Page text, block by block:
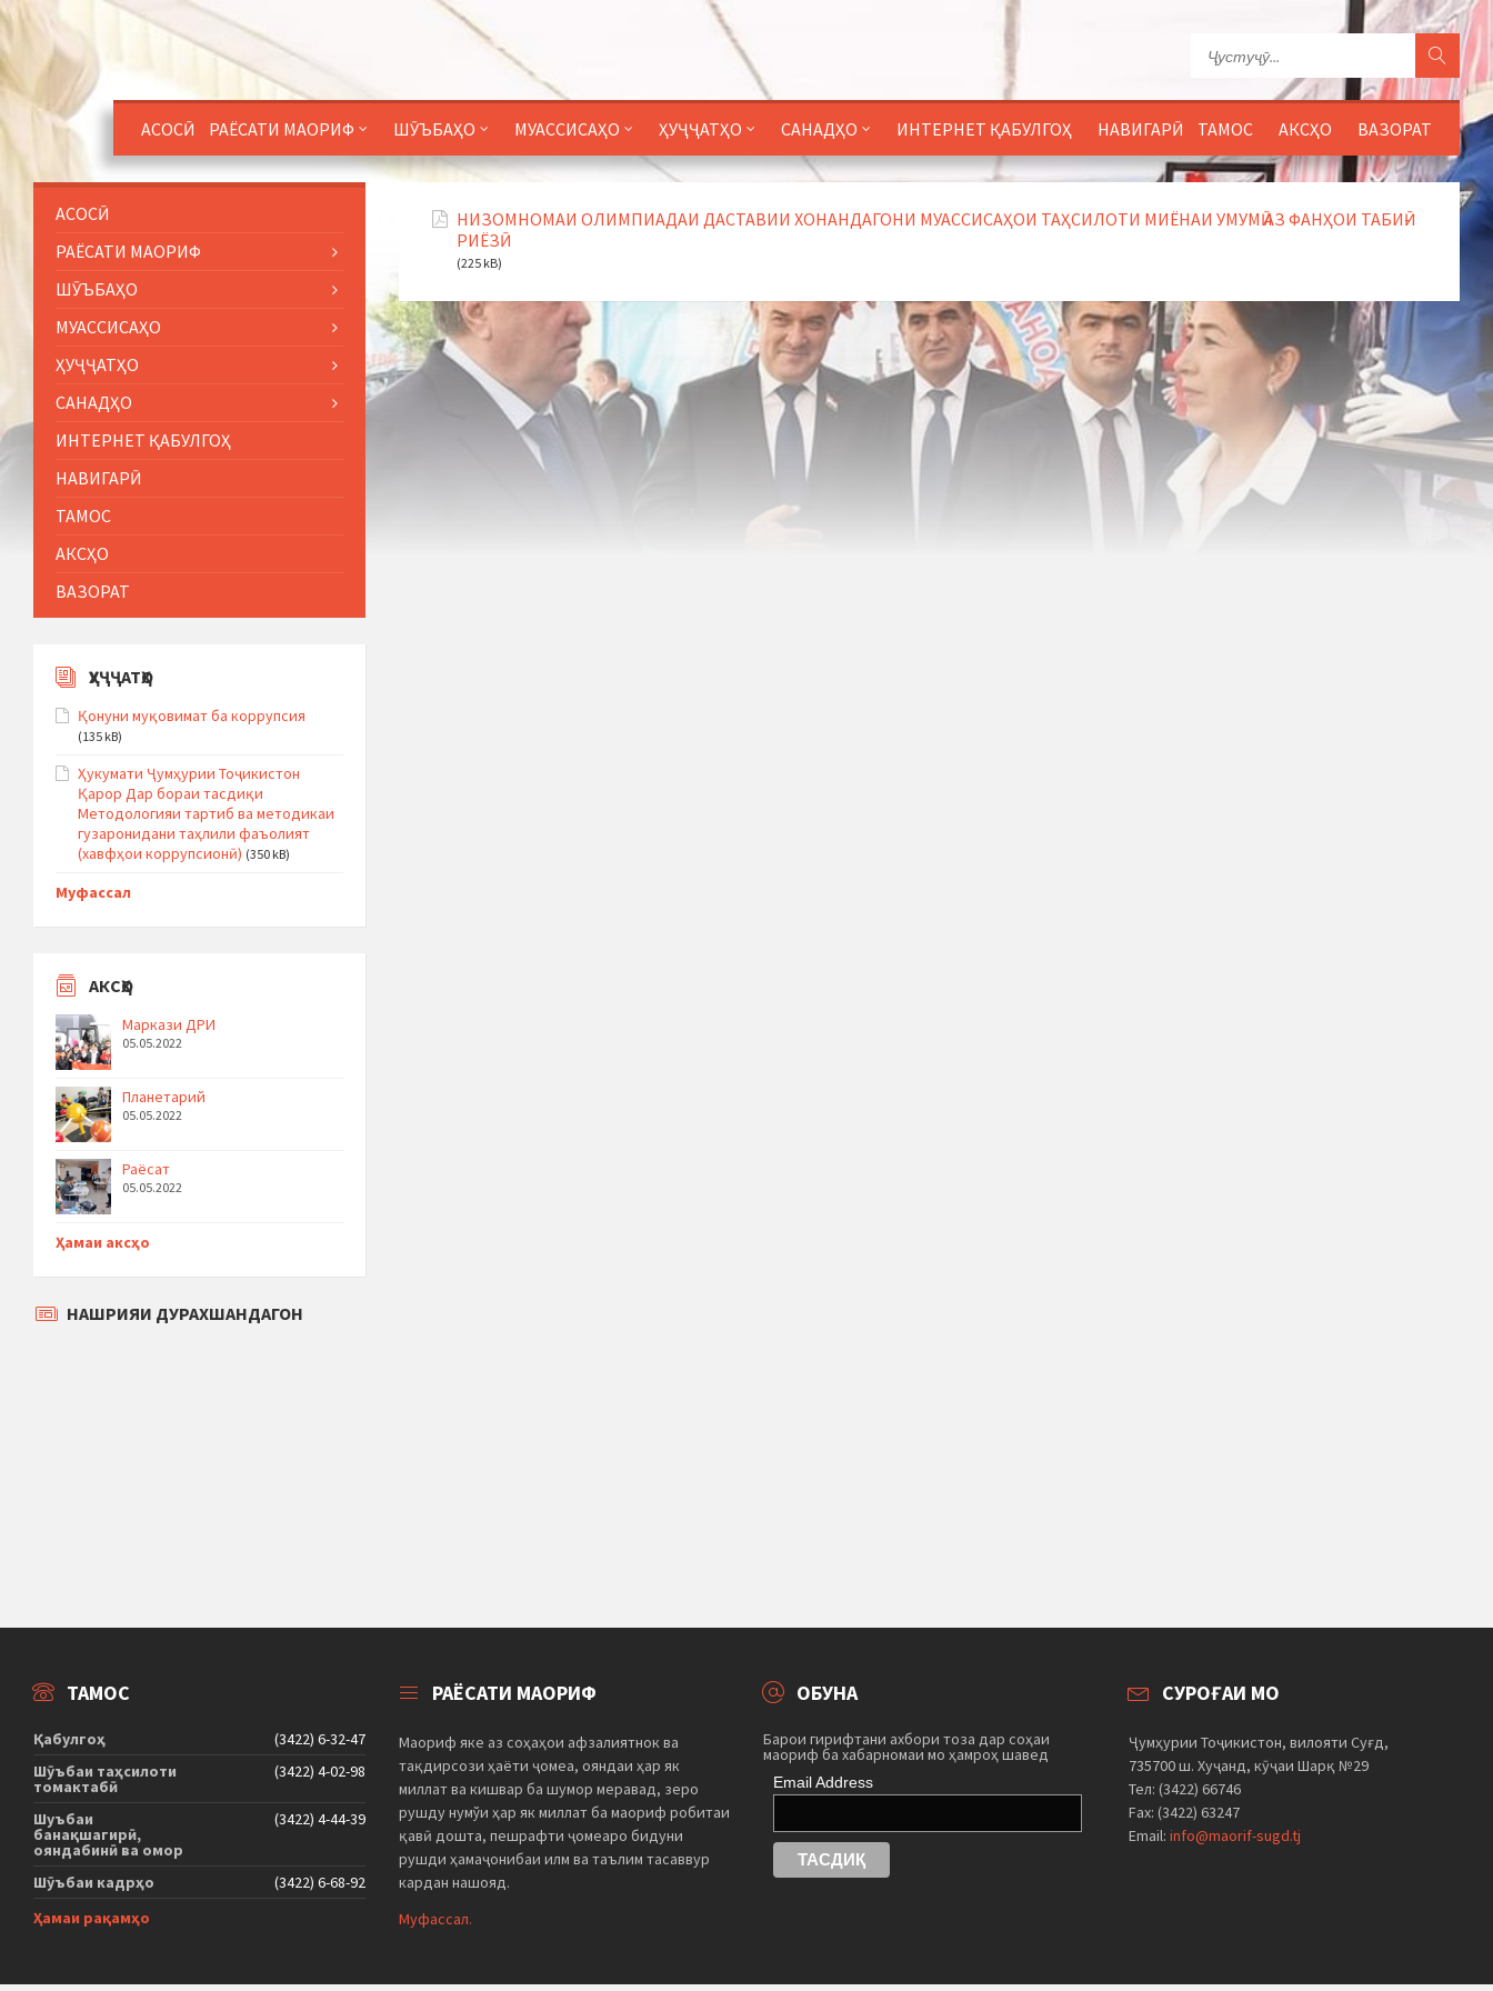
АСОСӢ РАЁСАТИ МАОРИФ ШӮЪБАҲО МУАССИСАҲО ҲУҶҶАТҲО САНАДҲО ИНТЕРНЕТ ҚАБУЛГОҲ НАВИГАРӢ ТАМОС АКСҲО ВАЗОРАТ
НИЗОМНОМАИ ОЛИМПИАДАИ ДАСТАВИИ ХОНАНДАГОНИ МУАССИСАҲОИ ТАҲСИЛОТИ МИЁНАИ УМУМӢ АЗ ФАНҲОИ ТАБИӢ-
РИЁЗӢ
(225 kB)
АСОСӢ
РАЁСАТИ МАОРИФ
ШӮЪБАҲО
МУАССИСАҲО
ҲУҶҶАТҲО
САНАДҲО
ИНТЕРНЕТ ҚАБУЛГОҲ
НАВИГАРӢ
ТАМОС
АКСҲО
ВАЗОРАТ
ҲУҶҶАТҲО
Қонуни муқовимат ба коррупсия
(135 kB)
Ҳукумати Ҷумҳурии Тоҷикистон
Қарор Дар бораи тасдиқи
Методологияи тартиб ва методикаи
гузаронидани таҳлили фаъолият
(хавфҳои коррупсионӣ) (350 kB)
Муфассал
АКСҲО
Маркази ДРИ
05.05.2022
Планетарий
05.05.2022
Раёсат
05.05.2022
Ҳамаи аксҳо
НАШРИЯИ ДУРАХШАНДАГОН
ТАМОС
Қабулгоҳ
(3422) 6-32-47
Шӯъбаи таҳсилоти
томактабӣ
(3422) 4-02-98
Шуъбаи
банақшагирӣ,
ояндабинӣ ва омор
(3422) 4-44-39
Шӯъбаи кадрҳо
(3422) 6-68-92
Ҳамаи рақамҳо
РАЁСАТИ МАОРИФ
Маориф яке аз соҳаҳои афзалиятнок ва
тақдирсози ҳаёти ҷомеа, ояндаи ҳар як
миллат ва кишвар ба шумор меравад, зеро
рушду нумўи ҳар як миллат ба маориф робитаи
қавӣ дошта, пешрафти ҷомеаро бидуни
рушди ҳамаҷонибаи илм ва таълим тасаввур
кардан нашояд.
Муфассал.
ОБУНА
Барои гирифтани ахбори тоза дар соҳаи
маориф ба хабарномаи мо ҳамроҳ шавед
Email Address
СУРОҒАИ МО
Ҷумҳурии Тоҷикистон, вилояти Суғд,
735700 ш. Хуҷанд, кӯҷаи Шарқ №29
Тел: (3422) 66746
Fax: (3422) 63247
Email: info@maorif-sugd.tj